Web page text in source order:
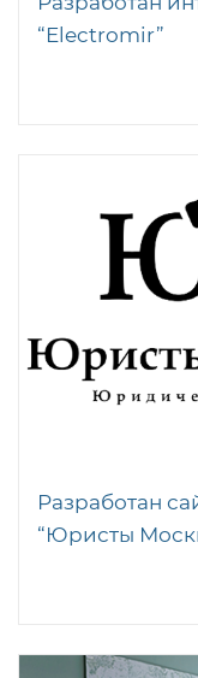
“Electromir”
Разработан
“Юристы